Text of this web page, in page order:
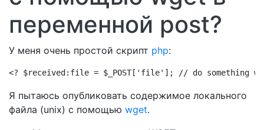
переменной post?
У меня очень простой скрипт php:
<? $received:file = $_POST['file']; // do something
Я пытаюсь опубликовать содержимое локального
файла (unix) с помощью wget.